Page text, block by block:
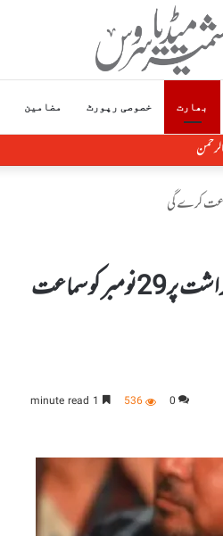
بھارت خصوصی رپورٹ مضامین
سعید شیخ
بھارتی سپریم کورٹ بلقیس بانو آبروریزی مجرموں کی رہائی کے خلاف دائر عرضداشت پر29نومبر کو سماعت
0
536